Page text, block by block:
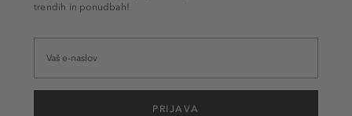
trendih in ponudbah!
PRIJAVA